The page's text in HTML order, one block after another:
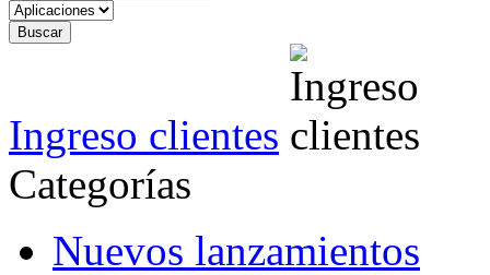
Ingreso clientes
Categorías
Nuevos lanzamientos